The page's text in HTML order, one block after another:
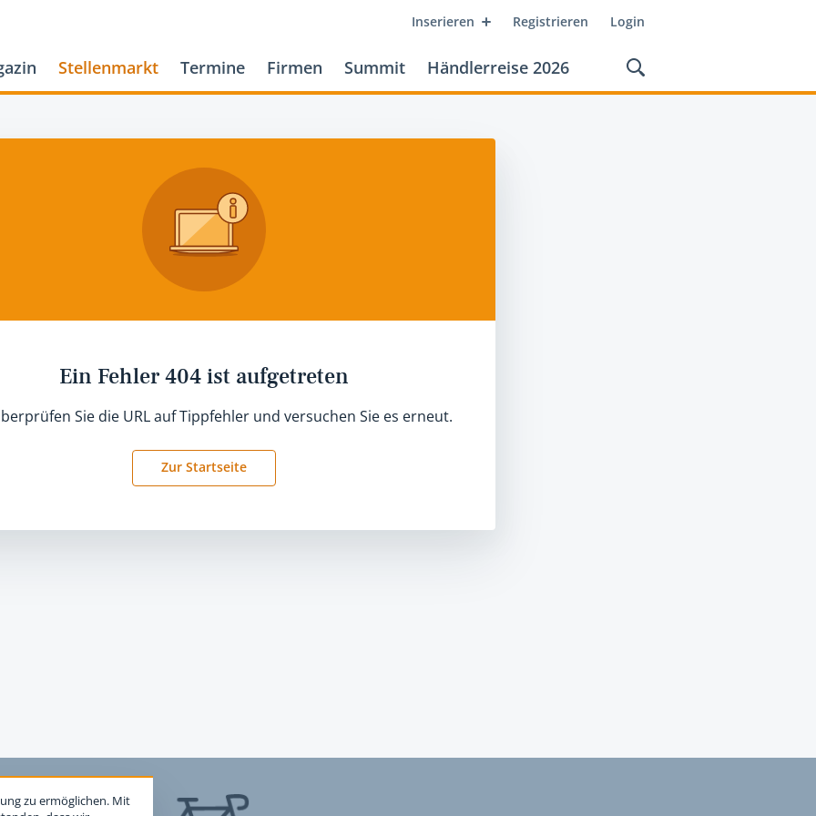
Inserieren Registrieren Login
Stellenmarkt Termine Firmen Summit Händlerreise 2026
Ein Fehler 404 ist aufgetreten
Sie die URL auf Tippfehler und versuchen Sie es erneut.
Zur Startseite
zu ermöglichen. Mit